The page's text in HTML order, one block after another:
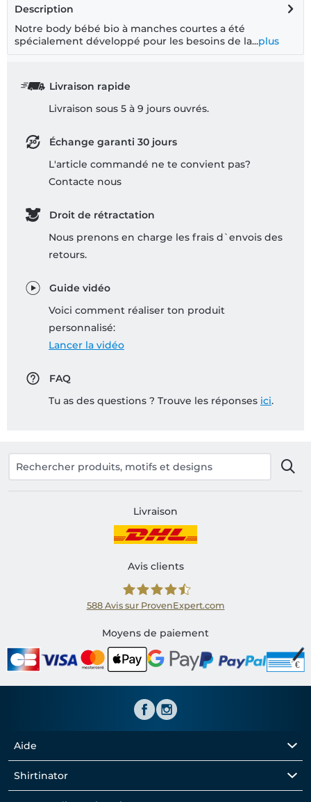
Description
Notre body bébé bio à manches courtes a été
spécialement développé pour les besoins de la...plus
Livraison rapide
Livraison sous 5 à 9 jours ouvrés.
Échange garanti 30 jours
L'article commandé ne te convient pas?
Contacte nous
Droit de rétractation
Nous prenons en charge les frais d`envois des
retours.
Guide vidéo
Voici comment réaliser ton produit
personnalisé:
Lancer la vidéo
FAQ
Tu as des questions ? Trouve les réponses ici.
Livraison
Avis clients
Shirtinator FR
588 Avis sur ProvenExpert.com
Moyens de paiement
Aide
Shirtinator